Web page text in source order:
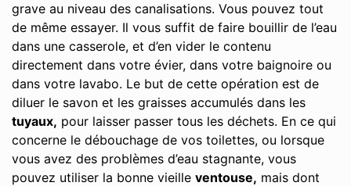
grave au niveau des canalisations. Vous pouvez tout
de même essayer. Il vous suffit de faire bouillir de l’eau
dans une casserole, et d’en vider le contenu
directement dans votre évier, dans votre baignoire ou
dans votre lavabo. Le but de cette opération est de
diluer le savon et les graisses accumulés dans les
tuyaux, pour laisser passer tous les déchets. En ce qui
concerne le débouchage de vos toilettes, ou lorsque
vous avez des problèmes d’eau stagnante, vous
pouvez utiliser la bonne vieille ventouse, mais dont